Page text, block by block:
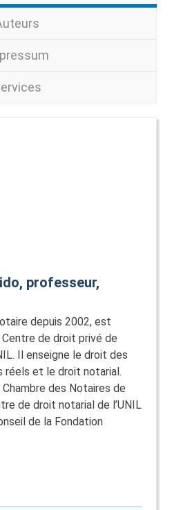
professeur,
depuis 2002, est
de droit privé de
Il enseigne le droit des
réels et le droit notarial.
des Notaires de
de droit notarial de l’UNIL
de la Fondation